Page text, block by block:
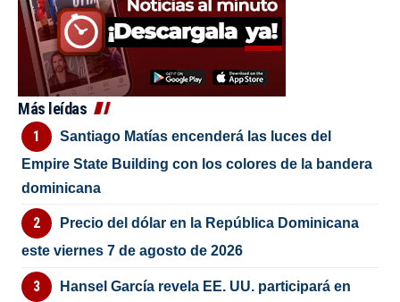
Más leídas
Santiago Matías encenderá las luces del
Empire State Building con los colores de la bandera
dominicana
Precio del dólar en la República Dominicana
este viernes 7 de agosto de 2026
Hansel García revela EE. UU. participará en